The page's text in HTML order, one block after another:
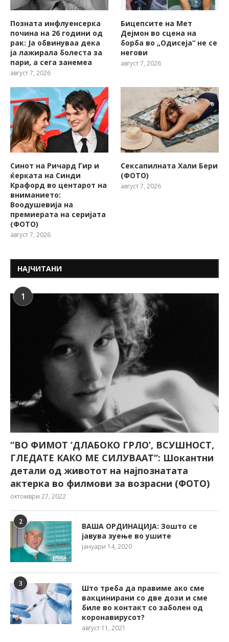
Позната инфлуенсерка
почина на 26 години од
рак: Ја обвинуваа дека
ја лажирала болеста за
пари, а сега занемеа
август 7, 2026
Бицепсите на Мет
Дејмон во сцена на
борба во „Одисеја“ не се
негови
август 7, 2026
Синот на Ричард Гир и
ќерката на Синди
Крафорд во центарот на
вниманието:
Воодушевија на
премиерата на серијата
(ФОТО)
август 7, 2026
Сексапилната Хали Бери
(ФОТО)
август 7, 2026
НАЈЧИТАНИ
1
“ВО ФИМОТ ‘ДЛАБОКО ГРЛО’, ВСУШНОСТ,
ГЛЕДАТЕ КАКО МЕ СИЛУВААТ“: Шокантни
детали од животот на најпознатата
актерка во филмови за возрасни (ФОТО)
октомври 27, 2022
2
ВАША ОРДИНАЦИЈА: Зошто се
јавува зуење во ушите
јануари 14, 2020
3
Што треба да правиме ако сме
вакцинирани со две дози и сме
биле во контакт со заболен од
коронавирусот?
август 11, 2021